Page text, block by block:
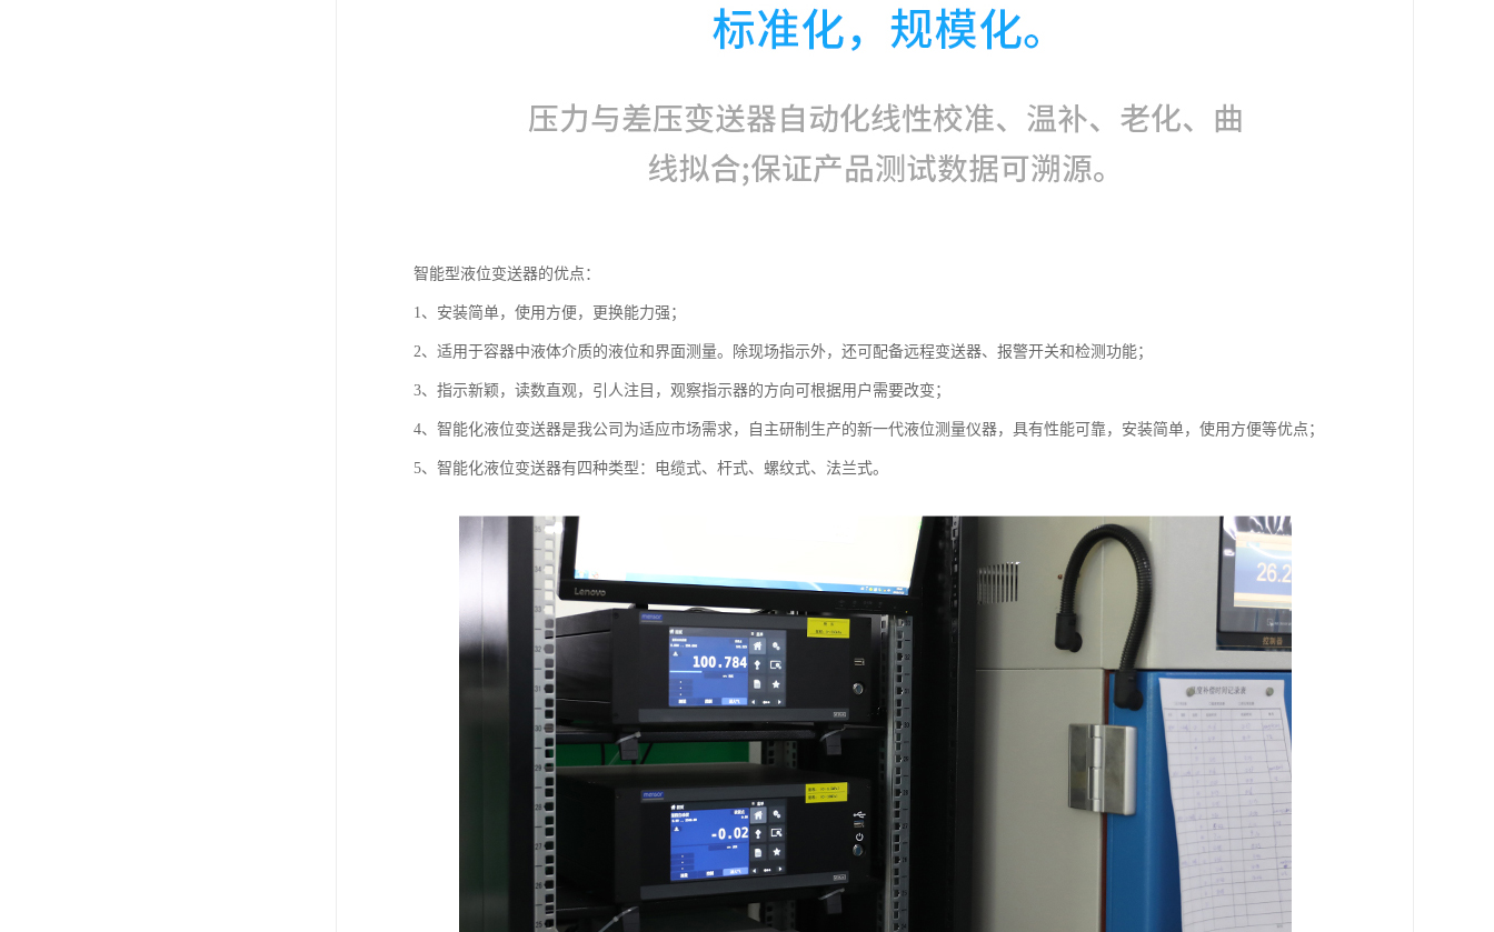
智能型液位变送器的优点：
1、安装简单，使用方便，更换能力强；
2、适用于容器中液体介质的液位和界面测量。除现场指示外，还可配备远程变送器、报警开关和检测功能；
3、指示新颖，读数直观，引人注目，观察指示器的方向可根据用户需要改变；
4、智能化液位变送器是我公司为适应市场需求，自主研制生产的新一代液位测量仪器，具有性能可靠，安装简单，使用方便等优点；
5、智能化液位变送器有四种类型：电缆式、杆式、螺纹式、法兰式。